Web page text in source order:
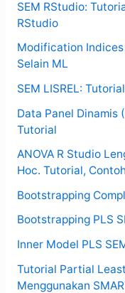
SEM RStudio:
RStudio
Modification
Selain ML
SEM LISREL:
Data Panel Dinamis
Tutorial
ANOVA R Studio
Hoc. Tutorial, Contoh
Bootstrapping
Bootstrapping PLS
Inner Model PLS
Tutorial Partial
Menggunakan